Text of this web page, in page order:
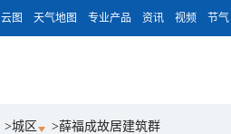
云图 天气地图 专业产品 资讯 视频 节气
>城区 >薛福成故居建筑群